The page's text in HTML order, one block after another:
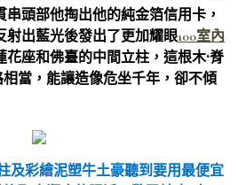
頭部他掏出他的純金箔信用卡，
射出藍光後發出了更加耀眼100室內
花座和佛臺的中間立柱，這根木‘脊
相當，能讓造像危坐千年，卻不傾
及彩繪泥塑牛土豪聽到要用最便宜